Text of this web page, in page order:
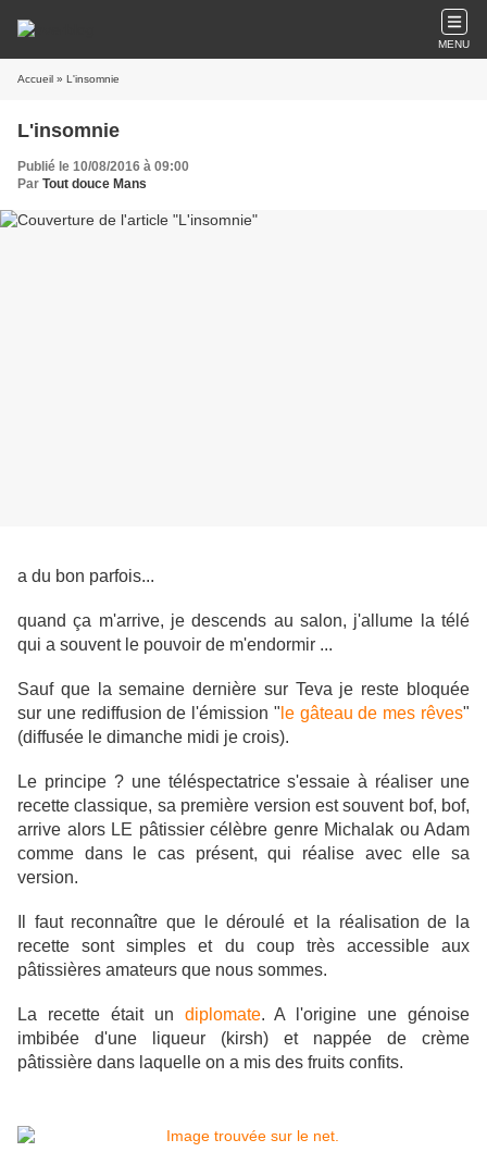
MENU
Accueil » L'insomnie
L'insomnie
Publié le 10/08/2016 à 09:00
Par Tout douce Mans
a du bon parfois...
quand ça m'arrive, je descends au salon, j'allume la télé
qui a souvent le pouvoir de m'endormir ...
Sauf que la semaine dernière sur Teva je reste bloquée
sur une rediffusion de l'émission " le gâteau de mes rêves"
(diffusée le dimanche midi je crois).
Le principe ? une téléspectatrice s'essaie à réaliser une
recette classique, sa première version est souvent bof, bof,
arrive alors LE pâtissier célèbre genre Michalak ou Adam
comme dans le cas présent, qui réalise avec elle sa
version.
Il faut reconnaître que le déroulé et la réalisation de la
recette sont simples et du coup très accessible aux
pâtissières amateurs que nous sommes.
La recette était un diplomate. A l'origine une génoise
imbibée d'une liqueur (kirsh) et nappée de crème
pâtissière dans laquelle on a mis des fruits confits.